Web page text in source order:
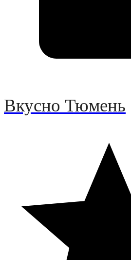
Вкусно Тюмень